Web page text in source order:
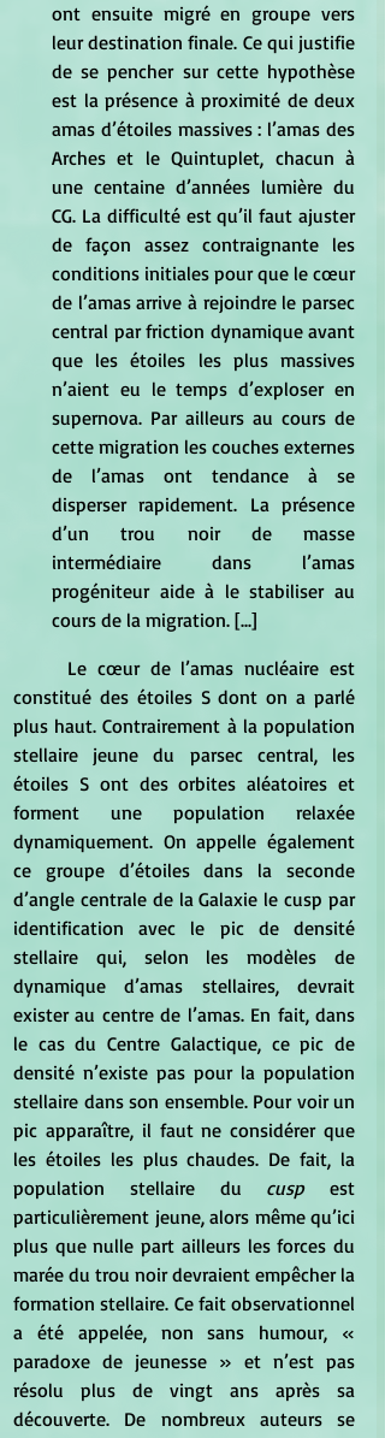
ont ensuite migré en groupe vers
leur destination finale. Ce qui justifie
de se pencher sur cette hypothèse
est la présence à proximité de deux
amas d’étoiles massives : l’amas des
Arches et le Quintuplet, chacun à
une centaine d’années lumière du
CG. La difficulté est qu’il faut ajuster
de façon assez contraignante les
conditions initiales pour que le cœur
de l’amas arrive à rejoindre le parsec
central par friction dynamique avant
que les étoiles les plus massives
n’aient eu le temps d’exploser en
supernova. Par ailleurs au cours de
cette migration les couches externes
de l’amas ont tendance à se
disperser rapidement. La présence
d’un trou noir de masse
intermédiaire dans l’amas
progéniteur aide à le stabiliser au
cours de la migration. [...]
constitué des étoiles S dont on a parlé
plus haut. Contrairement à la population
stellaire jeune du parsec central, les
étoiles S ont des orbites aléatoires et
forment une population relaxée
dynamiquement. On appelle également
ce groupe d’étoiles dans la seconde
d’angle centrale de la Galaxie le cusp par
identification avec le pic de densité
stellaire qui, selon les modèles de
dynamique d’amas stellaires, devrait
exister au centre de l’amas. En fait, dans
le cas du Centre Galactique, ce pic de
densité n’existe pas pour la population
stellaire dans son ensemble. Pour voir un
pic apparaître, il faut ne considérer que
les étoiles les plus chaudes. De fait, la
population stellaire du cusp est
particulièrement jeune, alors même qu’ici
plus que nulle part ailleurs les forces du
marée du trou noir devraient empêcher la
formation stellaire. Ce fait observationnel
a été appelée, non sans humour, «
paradoxe de jeunesse » et n’est pas
résolu plus de vingt ans après sa
découverte. De nombreux auteurs se